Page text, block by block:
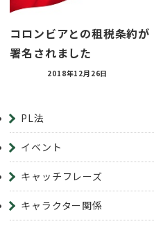
コロンビアとの租税条約が
署名されました
2018年12月26日
PL法
イベント
キャッチフレーズ
キャラクター関係